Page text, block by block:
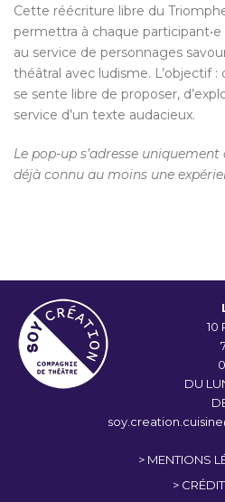
Cette réécriture libre du
permettra à chaque
au service de personnages
théâtral avec ludisme. L’objectif
se sente libre de proposer,
service d’un texte audacieux.
Le pop-up s’adresse
déjà connu au moins une
10
DU
> MENTIONS
>